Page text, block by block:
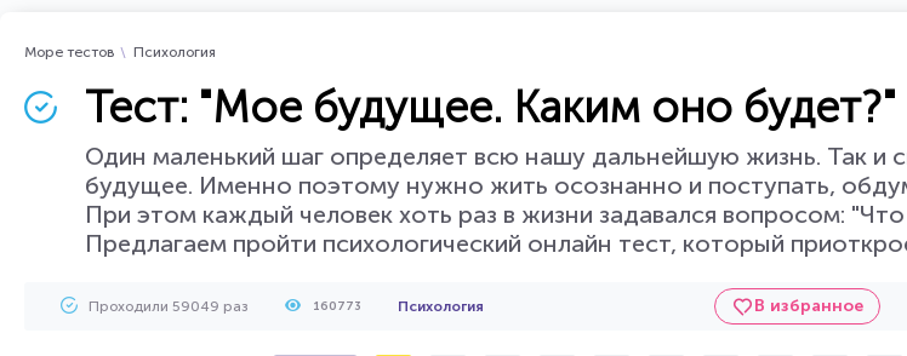
Море тестов Психология
Тест: "Мое будущее. Каким оно будет?"
Один маленький шаг определяет всю нашу дальнейшую жизнь. Так и
будущее. Именно поэтому нужно жить осознанно и поступать,
При этом каждый человек хоть раз в жизни задавался вопросом:
Предлагаем пройти психологический онлайн тест, который
Проходили 59049 раз 160773 Психология В избранное